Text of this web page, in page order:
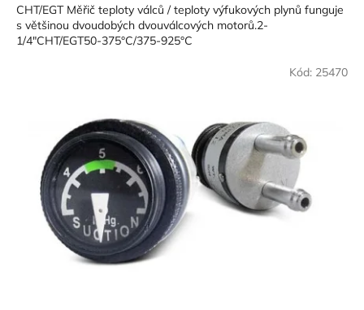
CHT/EGT Měřič teploty válců / teploty výfukových plynů funguje
s většinou dvoudobých dvouválcových motorů.2-
1/4"CHT/EGT50-375°C/375-925°C
Kód: 25470